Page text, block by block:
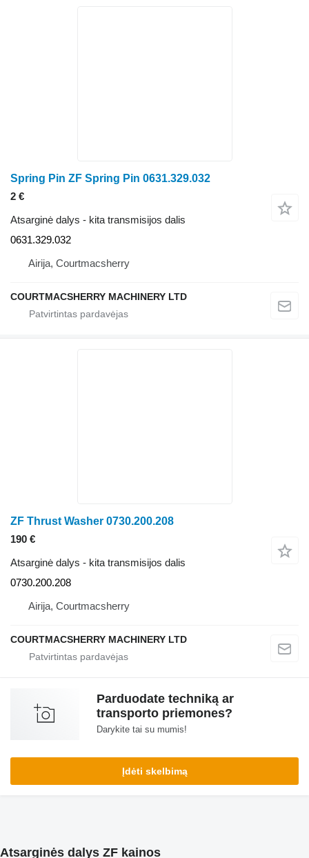
Spring Pin ZF Spring Pin 0631.329.032
2 €
Atsarginė dalys - kita transmisijos dalis
0631.329.032
Airija, Courtmacsherry
COURTMACSHERRY MACHINERY LTD
ZF Thrust Washer 0730.200.208
190 €
Atsarginė dalys - kita transmisijos dalis
0730.200.208
Airija, Courtmacsherry
COURTMACSHERRY MACHINERY LTD
Parduodate techniką ar
transporto priemones?
Darykite tai su mumis!
Įdėti skelbimą
Atsarginės dalys ZF kainos